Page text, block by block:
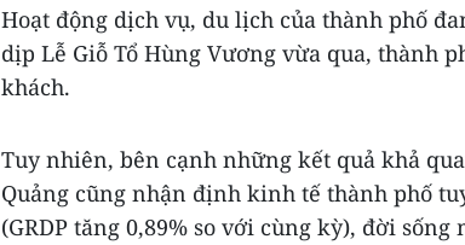
Hoạt động dịch vụ, du lịch của thành phố
dịp Lễ Giỗ Tổ Hùng Vương vừa qua, thành
khách.
Tuy nhiên, bên cạnh những kết quả khả
Quảng cũng nhận định kinh tế thành phố
(GRDP tăng 0,89% so với cùng kỳ), đời